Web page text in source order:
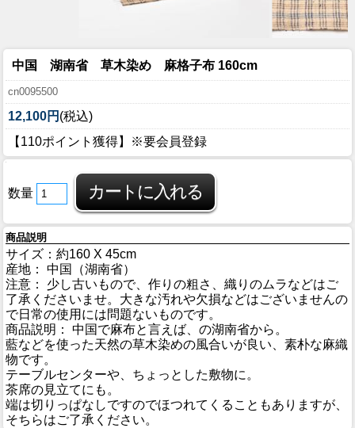
中国 湖南省 草木染め 麻格子布 160cm
cn0095500
12,100円 (税込)
【110ポイント獲得】※要会員登録
数量
商品説明
サイズ：約160 X 45cm
産地： 中国（湖南省）
注意： 少し古いもので、作りの粗さ、織りのムラなどはご
了承くださいませ。大きな汚れや欠損などはございませんの
で日常の使用には問題ないものです。
商品説明： 中国で麻布と言えば、の湖南省から。
藍などを使った天然の草木染めの風合いが良い、素朴な麻織
物です。
テーブルセンターや、ちょっとした敷物に。
茶席の見立てにも。
端は切りっぱなしですのでほつれてくることもありますが、
そちらはご了承ください。